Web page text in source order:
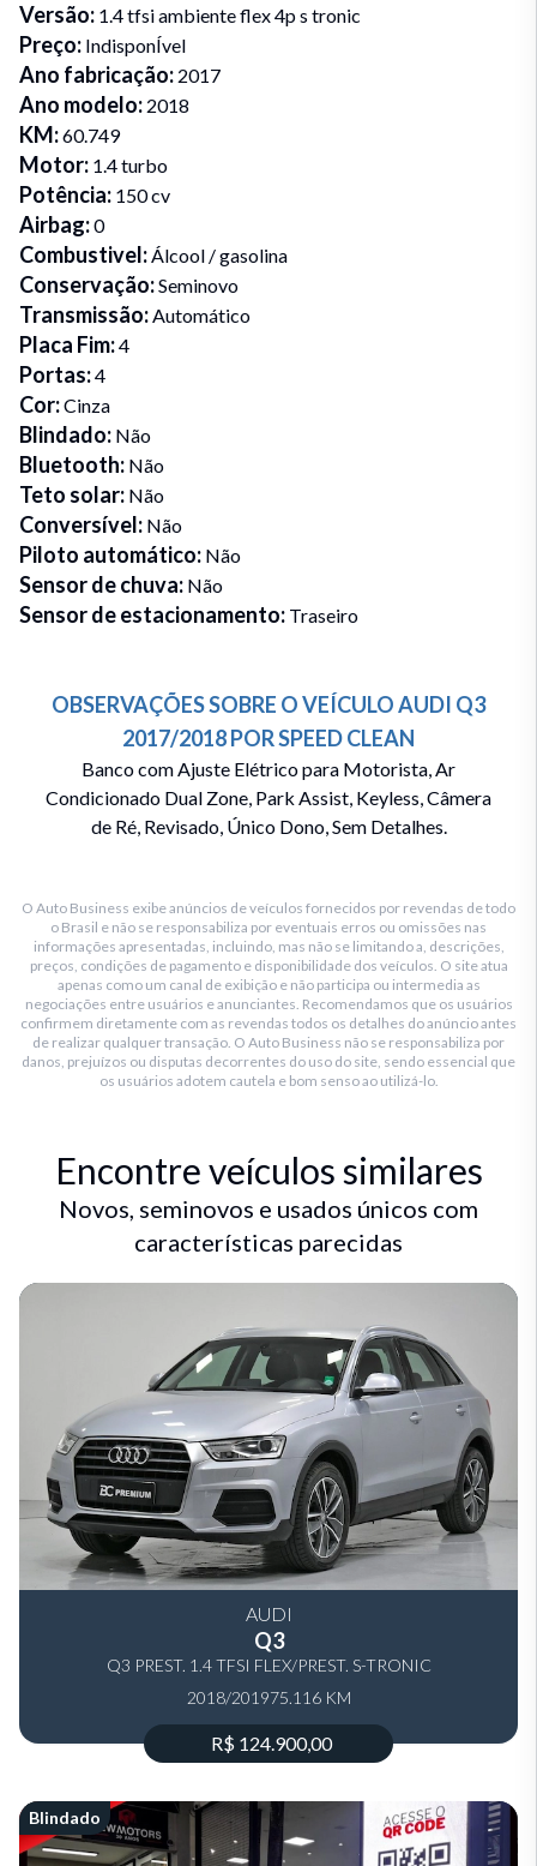
Versão: 1.4 tfsi ambiente flex 4p s tronic
Preço: IndisponÍvel
Ano fabricação: 2017
Ano modelo: 2018
KM:60.749
Motor: 1.4 turbo
Potência: 150 cv
Airbag:0
Combustivel:Álcool / gasolina
Conservação:Seminovo
Transmissão:Automático
Placa Fim:4
Portas:4
Cor:Cinza
Blindado: Não
Bluetooth: Não
Teto solar: Não
Conversível: Não
Piloto automático: Não
Sensor de chuva: Não
Sensor de estacionamento: Traseiro
OBSERVAÇÕES SOBRE O VEÍCULOAUDI Q3
2017/2018PORSPEED CLEAN
Banco com Ajuste Elétrico para Motorista, Ar
Condicionado Dual Zone, Park Assist, Keyless, Câmera
de Ré, Revisado, Único Dono, Sem Detalhes.
O Auto Business exibe anúncios de veículos fornecidos por revendas de todo
o Brasil e não se responsabiliza por eventuais erros ou omissões nas
informações apresentadas, incluindo, mas não se limitando a, descrições,
preços, condições de pagamento e disponibilidade dos veículos. O site atua
apenas como um canal de exibição e não participa ou intermedia as
negociações entre usuários e anunciantes. Recomendamos que os usuários
confirmem diretamente com as revendas todos os detalhes do anúncio antes
de realizar qualquer transação. O Auto Business não se responsabiliza por
danos, prejuízos ou disputas decorrentes do uso do site, sendo essencial que
os usuários adotem cautela e bom senso ao utilizá-lo.
Encontre veículos similares
Novos, seminovos e usados únicos com
características parecidas
AUDI
Q3
Q3 PREST. 1.4 TFSI FLEX/PREST. S-TRONIC
2018/201975.116 KM
R$ 124.900,00
Blindado